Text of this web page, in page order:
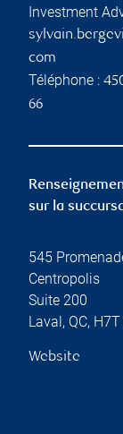
Investment
com
Téléphone :
66
sur la
545
Centropolis
Suite 200
Laval, QC,
Website